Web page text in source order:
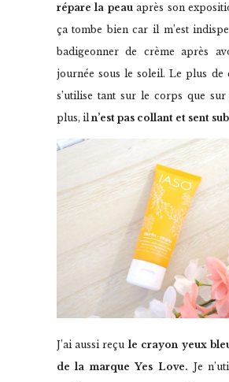
répare la peau après son
ça tombe bien car il m’est
badigeonner de crème après
journée sous le soleil. Le plus
s’utilise tant sur le corps que
plus, il n’est pas collant et sent
J’ai aussi reçu le crayon yeux
de la marque Yes Love. Je